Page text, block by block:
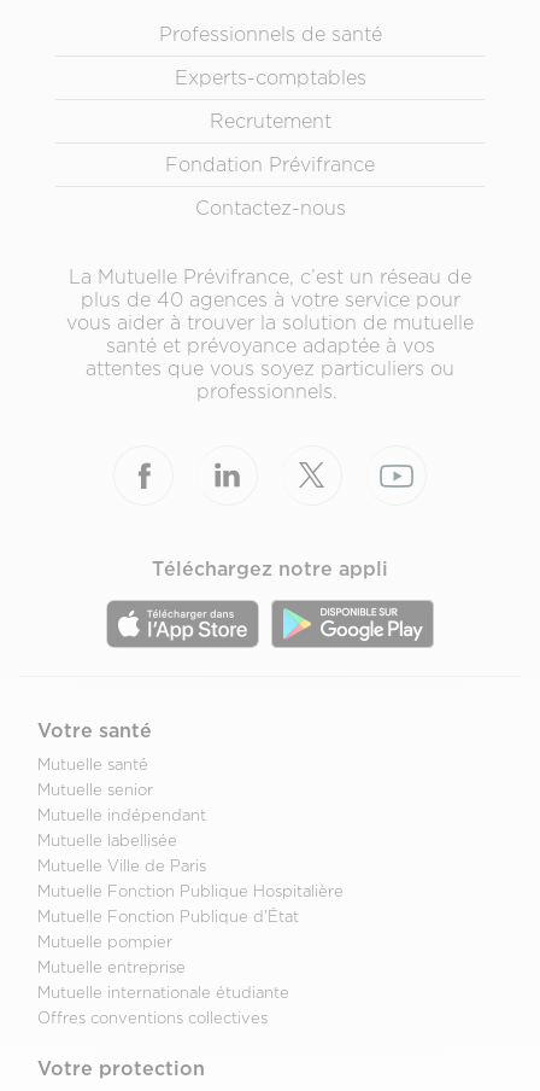
Professionnels de santé
Experts-comptables
Recrutement
Fondation Prévifrance
Contactez-nous
La Mutuelle Prévifrance, c’est un réseau de
plus de 40 agences à votre service pour
vous aider à trouver la solution de mutuelle
santé et prévoyance adaptée à vos
attentes que vous soyez particuliers ou
professionnels.
Téléchargez notre appli
Votre santé
Mutuelle santé
Mutuelle senior
Mutuelle indépendant
Mutuelle labellisée
Mutuelle Ville de Paris
Mutuelle Fonction Publique Hospitalière
Mutuelle Fonction Publique d'État
Mutuelle pompier
Mutuelle entreprise
Mutuelle internationale étudiante
Offres conventions collectives
Votre protection